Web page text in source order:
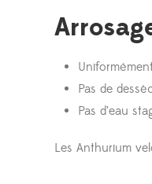
Pas de
Pas d’eau
Les Anthurium